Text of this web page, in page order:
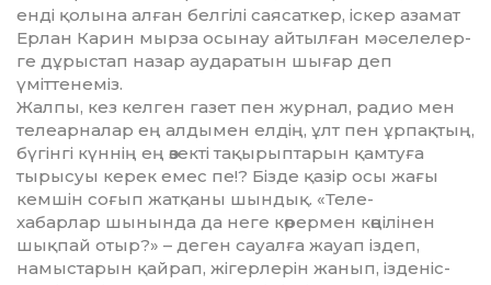
енді қолына алған белгілі саясаткер, іскер азамат
Ерлан Карин мыр­за осынау айтылған мәселелер­
ге дұрыстап назар аударатын шығар деп
үміттенеміз.
Жалпы, кез келген газет пен жур­нал, радио мен
телеарналар ең ал­дымен елдің, ұлт пен ұрпақтың,
бү­гінгі күннің ең өзекті тақырып­та­рын қамтуға
тырысуы керек емес пе!? Бізде қазір осы жағы
кемшін соғып жатқаны шындық. «Теле­-
ха­барлар шынында да неге кө­рермен көңілінен
шықпай отыр?» – деген сауалға жауап іздеп,
намыстарын қайрап, жігерлерін жанып, ізденіс­